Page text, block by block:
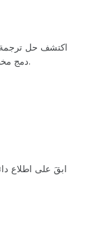
اكتشف حل ترجمة
دمج مخصصة، وضمان استمرارية العمل، وأكثر من ذلك بكثير.
ابقَ على اطلاع